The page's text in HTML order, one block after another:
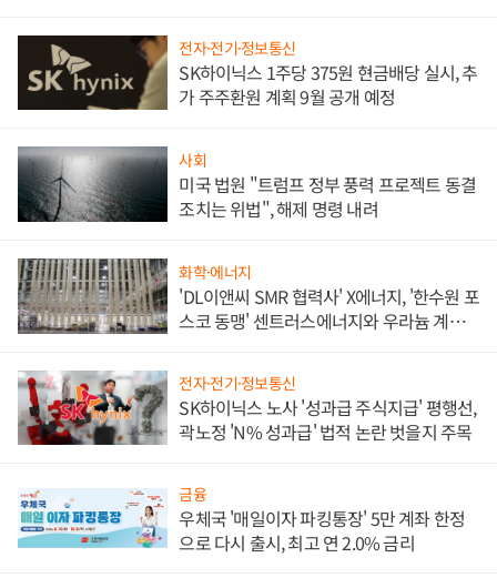
전자·전기·정보통신
SK하이닉스 1주당 375원 현금배당 실시, 추
가 주주환원 계획 9월 공개 예정
사회
미국 법원 "트럼프 정부 풍력 프로젝트 동결
조치는 위법", 해제 명령 내려
화학·에너지
'DL이앤씨 SMR 협력사' X에너지, '한수원 포
스코 동맹' 센트러스에너지와 우라늄 계약
전자·전기·정보통신
SK하이닉스 노사 '성과급 주식지급' 평행선,
곽노정 'N% 성과급' 법적 논란 벗을지 주목
금융
우체국 '매일이자 파킹통장' 5만 계좌 한정
으로 다시 출시, 최고 연 2.0% 금리